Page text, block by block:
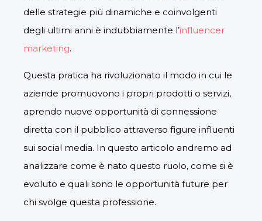
delle strategie più dinamiche e coinvolgenti
degli ultimi anni è indubbiamente l’influencer
marketing.
Questa pratica ha rivoluzionato il modo in cui le
aziende promuovono i propri prodotti o servizi,
aprendo nuove opportunità di connessione
diretta con il pubblico attraverso figure influenti
sui social media. In questo articolo andremo ad
analizzare come è nato questo ruolo, come si è
evoluto e quali sono le opportunità future per
chi svolge questa professione.